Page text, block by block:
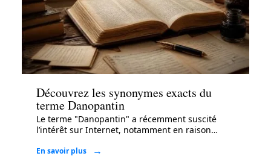
Actu
Découvrez les synonymes exacts du
terme Danopantin
Le terme "Danopantin" a récemment suscité
l’intérêt sur Internet, notamment en raison…
En savoir plus